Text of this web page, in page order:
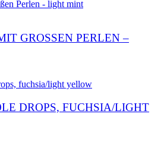
GROSSEN PERLEN – L
DROPS, FUCHSIA/LIGHT